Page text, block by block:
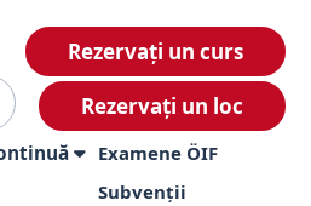
Rezervați un curs
Rezervați un loc
Examene ÖIF
Subvenții